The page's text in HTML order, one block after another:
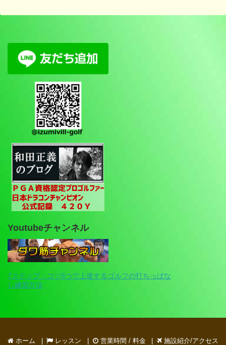
Youtubeチャンネル
7ステップ・コツ5つで上達するゴルフの打ちっぱな
し練習方法
ホーム レッスン 営業時間 / 料金 施設紹介/アクセス